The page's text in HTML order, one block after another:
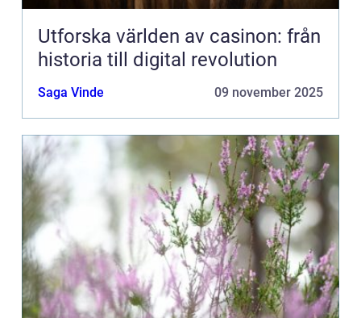
Utforska världen av casinon: från
historia till digital revolution
Saga Vinde 09 november 2025